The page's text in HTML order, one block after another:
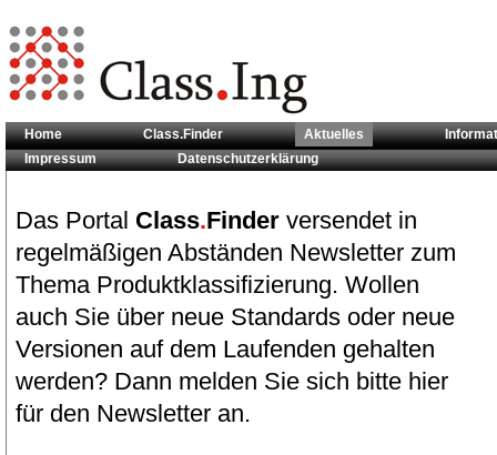
Sie sind hier:Aktuelles
Home Class.Finder Aktuelles
Impressum
Datenschutzerklärung
Das Portal Class.Finder versendet in
regelmäßigen Abständen Newsletter zum
Thema Produktklassifizierung. Wollen
auch Sie über neue Standards oder neue
Versionen auf dem Laufenden gehalten
werden? Dann melden Sie sich bitte hier
für den Newsletter an.